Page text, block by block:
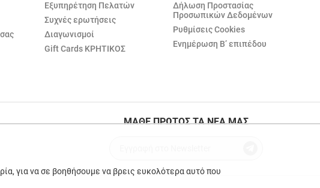
Εξυπηρέτηση Πελατών
Συχνές ερωτήσεις
Διαγωνισμοί
Gift Cards ΚΡΗΤΙΚΟΣ
Δήλωση Προστασίας
Προσωπικών Δεδομένων
Ρυθμίσεις Cookies
Ενημέρωση Β’ επιπέδου
ΜΑΘΕ ΠΡΩΤΟΣ ΤΑ ΝΕΑ ΜΑΣ
για να σε βοηθήσουμε να βρεις ευκολότερα αυτό που